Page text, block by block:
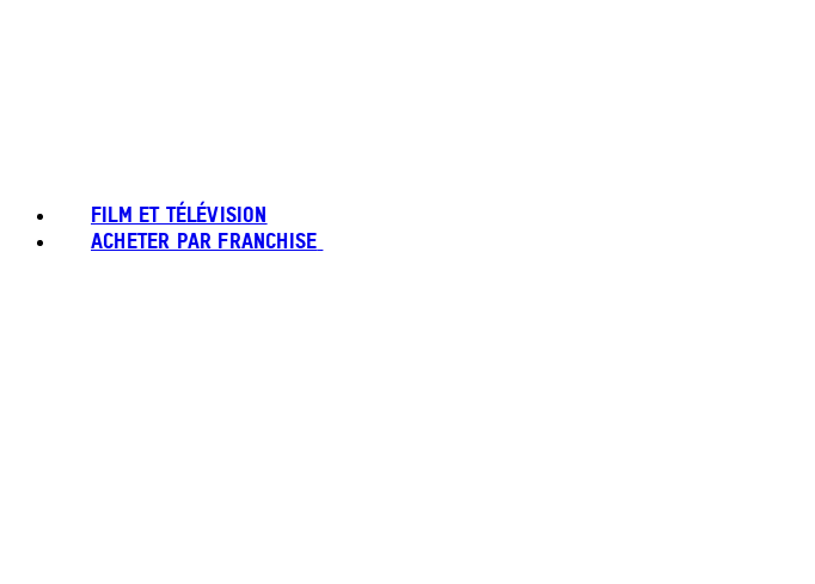
FILM ET TÉLÉVISION
ACHETER PAR FRANCHISE